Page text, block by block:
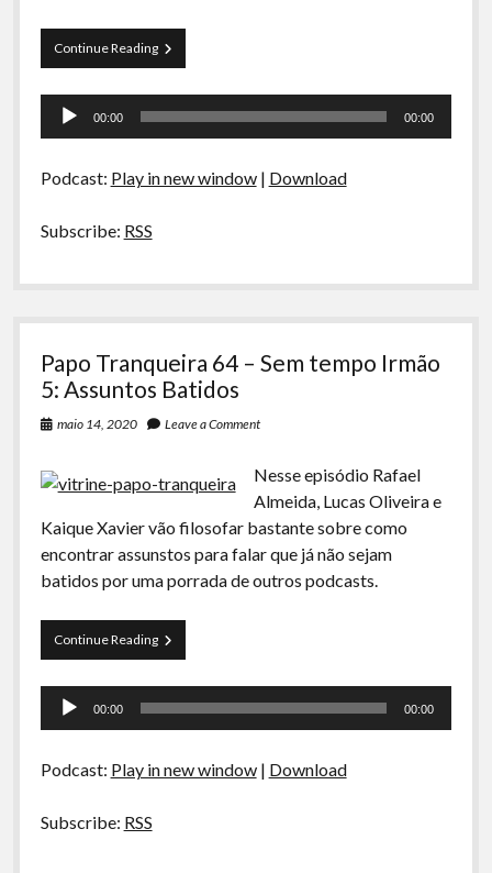
Continue ReadingArquivos
CDR
E
Experimento
Tocador
00:00 00:00
Podcast: Play in new window| Download
Subscribe: RSS
Papo Tranqueira 64 – Sem tempo Irmão
5: Assuntos Batidos
maio 14, 2020 Leave a Comment
Nesse episódio Rafael
Almeida, Lucas Oliveira e
Kaique Xavier vão filosofar bastante sobre como
encontrar assunstos para falar que já não sejam
batidos por uma porrada de outros podcasts.
Continue ReadingPapo
Tranqueira
Sem
5:
Tocador
00:00 00:00
Podcast: Play in new window| Download
Subscribe: RSS